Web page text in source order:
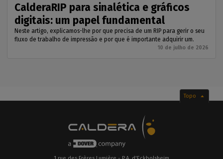
CalderaRIP para sinalética e gráficos
digitais: um papel fundamental
Neste artigo, explicamos-lhe por que precisa de um RIP para gerir o seu
fluxo de trabalho de impressão e por que é importante adquirir um.
10 de julho de 2026
Topo